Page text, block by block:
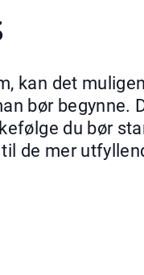
kan det
bør begynne.
du bør
de mer